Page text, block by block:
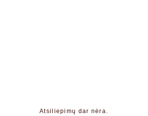
Atsiliepimų dar nėra.